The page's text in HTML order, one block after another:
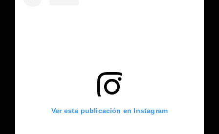
Ver esta publicación en Instagram